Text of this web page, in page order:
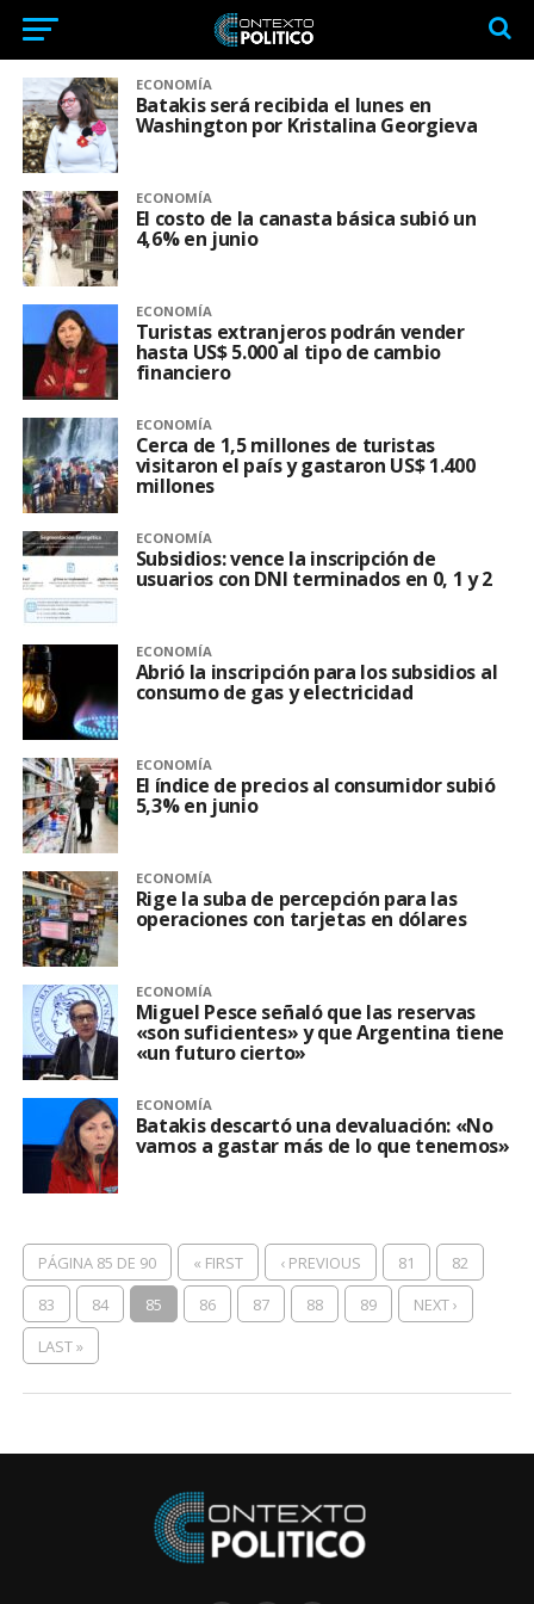
ECONOMÍA
Batakis será recibida el lunes en
Washington por Kristalina Georgieva
ECONOMÍA
El costo de la canasta básica subió un
4,6% en junio
ECONOMÍA
Turistas extranjeros podrán vender
hasta US$ 5.000 al tipo de cambio
financiero
ECONOMÍA
Cerca de 1,5 millones de turistas
visitaron el país y gastaron US$ 1.400
millones
ECONOMÍA
Subsidios: vence la inscripción de
usuarios con DNI terminados en 0, 1 y 2
ECONOMÍA
Abrió la inscripción para los subsidios al
consumo de gas y electricidad
ECONOMÍA
El índice de precios al consumidor subió
5,3% en junio
ECONOMÍA
Rige la suba de percepción para las
operaciones con tarjetas en dólares
ECONOMÍA
Miguel Pesce señaló que las reservas
«son suficientes» y que Argentina tiene
«un futuro cierto»
ECONOMÍA
Batakis descartó una devaluación: «No
vamos a gastar más de lo que tenemos»
PÁGINA 85 DE 90 « FIRST ‹ PREVIOUS 81
82
83
84 85 86 87 88 89
NEXT ›
LAST »